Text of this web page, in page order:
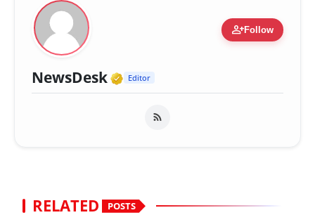
person_addFollow
NewsDesk Verified Media or
Editor
RELATED POSTS